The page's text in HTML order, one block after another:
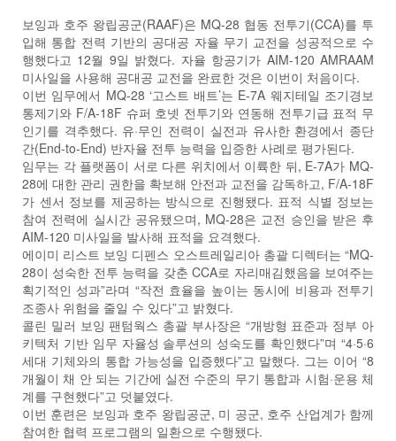
보잉과 호주 왕립공군(RAAF)은 MQ-28 협동 전투기(CCA)를 투
입해 통합 전력 기반의 공대공 자율 무기 교전을 성공적으로 수
행했다고 12월 9일 밝혔다. 자율 항공기가 AIM-120 AMRAAM
미사일을 사용해 공대공 교전을 완료한 것은 이번이 처음이다.
이번 임무에서 MQ-28 ‘고스트 배트’는 E-7A 웨지테일 조기경보
통제기와 F/A-18F 슈퍼 호넷 전투기와 연동해 전투기급 표적 무
인기를 격추했다. 유·무인 전력이 실전과 유사한 환경에서 종단
간(End-to-End) 반자율 전투 능력을 입증한 사례로 평가된다.
임무는 각 플랫폼이 서로 다른 위치에서 이륙한 뒤, E-7A가 MQ-
28에 대한 관리 권한을 확보해 안전과 교전을 감독하고, F/A-18F
가 센서 정보를 제공하는 방식으로 진행됐다. 표적 식별 정보는
참여 전력에 실시간 공유됐으며, MQ-28은 교전 승인을 받은 후
AIM-120 미사일을 발사해 표적을 요격했다.
에이미 리스트 보잉 디펜스 오스트레일리아 총괄 디렉터는 “MQ-
28이 성숙한 전투 능력을 갖춘 CCA로 자리매김했음을 보여주는
획기적인 성과”라며 “작전 효율을 높이는 동시에 비용과 전투기
조종사 위험을 줄일 수 있다”고 밝혔다.
콜린 밀러 보잉 팬텀웍스 총괄 부사장은 “개방형 표준과 정부 아
키텍처 기반 임무 자율성 솔루션의 성숙도를 확인했다”며 “4·5·6
세대 기체와의 통합 가능성을 입증했다”고 말했다. 그는 이어 “8
개월이 채 안 되는 기간에 실전 수준의 무기 통합과 시험·운용 체
계를 구현했다”고 덧붙였다.
이번 훈련은 보잉과 호주 왕립공군, 미 공군, 호주 산업계가 함께
참여한 협력 프로그램의 일환으로 수행됐다.